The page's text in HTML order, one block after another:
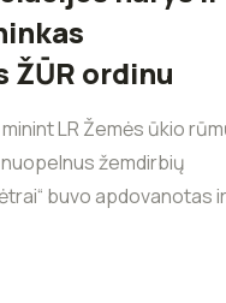
ŽŪR ordinu
LR Žemės ūkio
žemdirbių
buvo apdovanotas ir